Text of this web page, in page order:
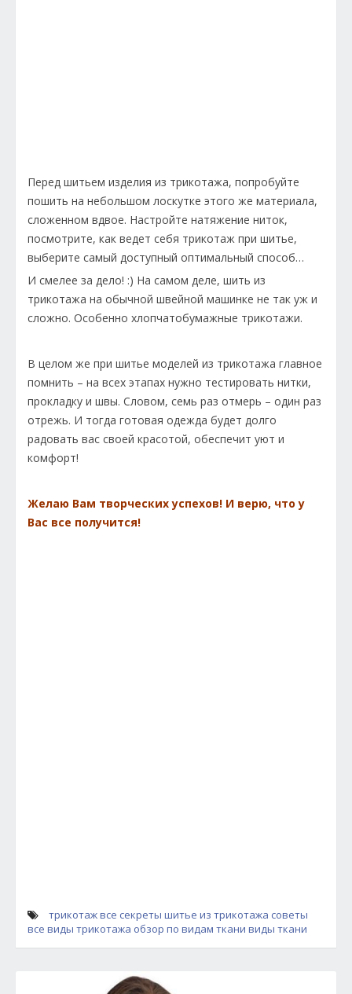
Перед шитьем изделия из трикотажа, попробуйте
пошить на небольшом лоскутке этого же материала,
сложенном вдвое. Настройте натяжение ниток,
посмотрите, как ведет себя трикотаж при шитье,
выберите самый доступный оптимальный способ…
И смелее за дело! :) На самом деле, шить из
трикотажа на обычной швейной машинке не так уж и
сложно. Особенно хлопчатобумажные трикотажи.
В целом же при шитье моделей из трикотажа главное
помнить – на всех этапах нужно тестировать нитки,
прокладку и швы. Словом, семь раз отмерь – один раз
отрежь. И тогда готовая одежда будет долго
радовать вас своей красотой, обеспечит уют и
комфорт!
Желаю Вам творческих успехов! И верю, что у
Вас все получится!
трикотаж все секреты шитье из трикотажа советы
все виды трикотажа обзор по видам ткани виды ткани